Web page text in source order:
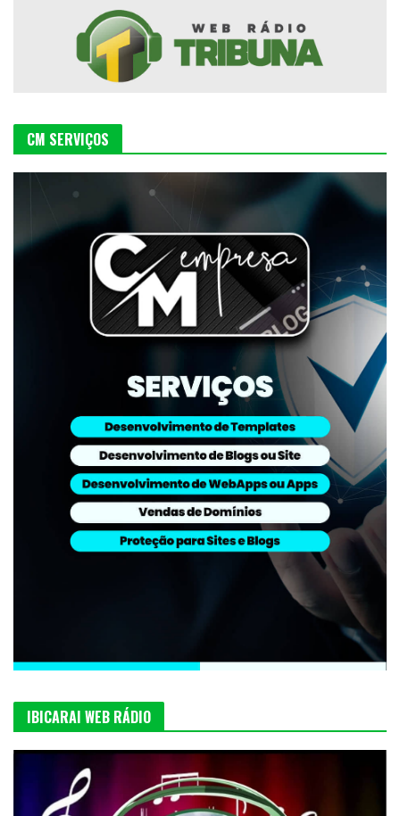
CM SERVIÇOS
IBICARAI WEB RÁDIO